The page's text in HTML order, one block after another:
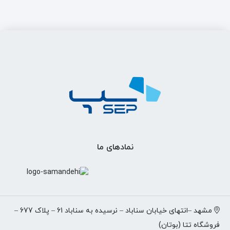
نمادهای ما
مشهد –انتهای خیابان سناباد – نرسیده به سناباد 61 – پلاک 677 –
فروشگاه تتا (بوتان)